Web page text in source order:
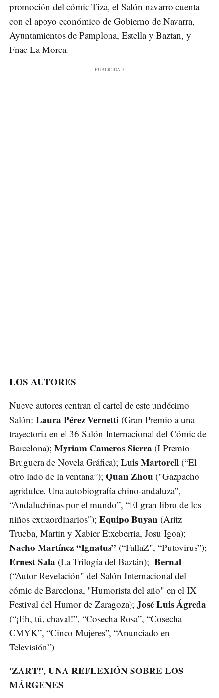
promoción del cómic Tiza, el Salón navarro cuenta
con el apoyo económico de Gobierno de Navarra,
Ayuntamientos de Pamplona, Estella y Baztan, y
Fnac La Morea.
LOS AUTORES
Nueve autores centran el cartel de este undécimo
Salón: Laura Pérez Vernetti (Gran Premio a una
trayectoria en el 36 Salón Internacional del Cómic de
Barcelona); Myriam Cameros Sierra (I Premio
Bruguera de Novela Gráfica); Luis Martorell (“El
otro lado de la ventana”); Quan Zhou ("Gazpacho
agridulce. Una autobiografía chino-andaluza”,
“Andaluchinas por el mundo”, “El gran libro de los
niños extraordinarios”); Equipo Buyan (Aritz
Trueba, Martin y Xabier Etxeberria, Josu Igoa);
Nacho Martínez “Ignatus” (“FallaZ", “Putovirus”);
Ernest Sala (La Trilogía del Baztán); Bernal
(“Autor Revelación" del Salón Internacional del
cómic de Barcelona, "Humorista del año" en el IX
Festival del Humor de Zaragoza); José Luis Ágreda
(“¡Eh, tú, chaval!”, “Cosecha Rosa”, “Cosecha
CMYK”, “Cinco Mujeres”, “Anunciado en
Televisión”)
'ZART!', UNA REFLEXIÓN SOBRE LOS
MÁRGENES